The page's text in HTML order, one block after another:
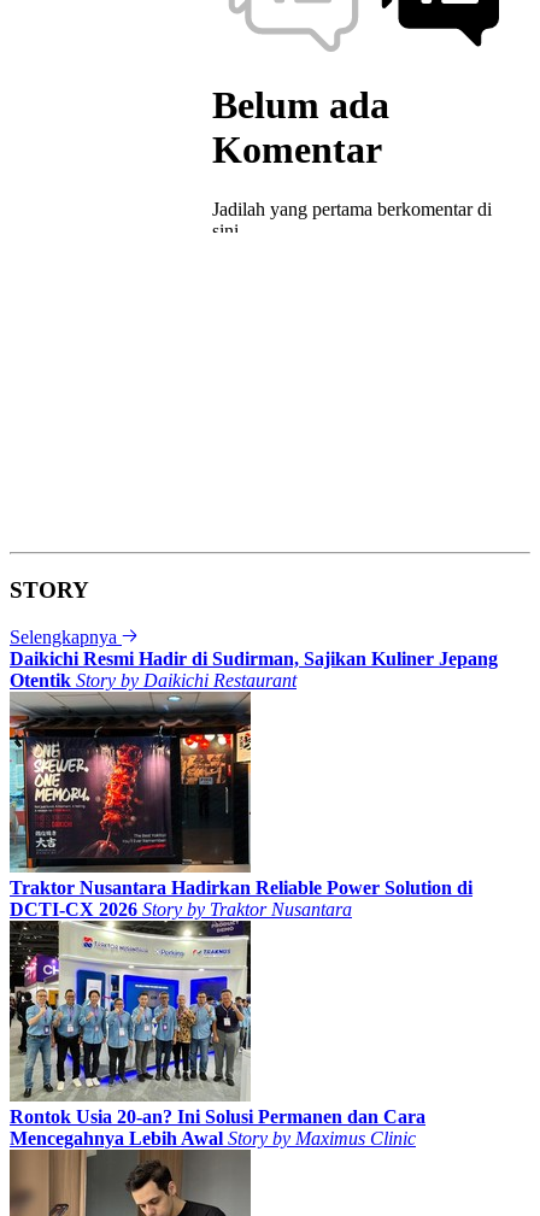
STORY
Selengkapnya
Daikichi Resmi Hadir di Sudirman, Sajikan Kuliner Jepang
Otentik Story by Daikichi Restaurant
Traktor Nusantara Hadirkan Reliable Power Solution di
DCTI-CX 2026 Story by Traktor Nusantara
Rontok Usia 20-an? Ini Solusi Permanen dan Cara
Mencegahnya Lebih Awal Story by Maximus Clinic